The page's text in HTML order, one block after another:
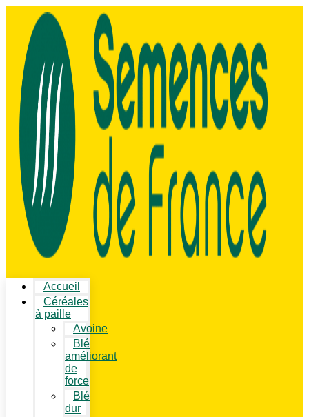
Accueil
Céréales
à paille
Avoine
Blé
améliorant
de
force
Blé
dur